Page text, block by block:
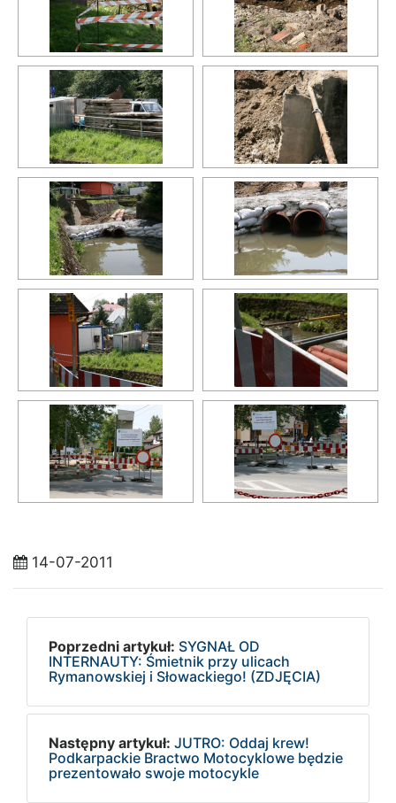
14-07-2011
Poprzedni artykuł: SYGNAŁ OD
INTERNAUTY: Śmietnik przy ulicach
Rymanowskiej i Słowackiego! (ZDJĘCIA)
Następny artykuł: JUTRO: Oddaj krew!
Podkarpackie Bractwo Motocyklowe będzie
prezentowało swoje motocykle